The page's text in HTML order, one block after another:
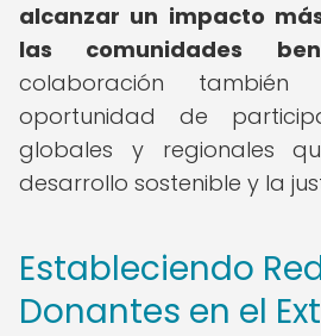
alcanzar un impacto
las comunidades
colaboración
oportunidad de
globales y regionales
desarrollo sostenible y la
Estableciendo
Donantes en el